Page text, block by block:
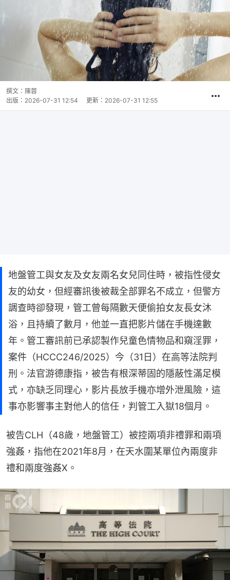
撰文： 陳蓉
出版： 2026-07-31 12:54 更新： 2026-07-31 12:55
地盤管工與女友及女友兩名女兒同住時，被指性侵女
友的幼女，但經審訊後被裁全部罪名不成立，但警方
調查時卻發現，管工曾每隔數天便偷拍女友長女沐
浴，且持續了數月，他並一直把影片儲在手機達數
年。管工審訊前已承認製作兒童色情物品和窺淫罪，
案件（HCCC246/2025）今（31日）在高等法院判
刑。法官游德康指，被告有根深蒂固的隱蔽性滿足模
式，亦缺乏同理心，影片長放手機亦增外泄風險，這
事亦影響事主對他人的信任，判管工入獄18個月。
被告CLH（48歲，地盤管工）被控兩項非禮罪和兩項
強姦，指他在2021年8月，在天水圍某單位內兩度非
禮和兩度強姦X。